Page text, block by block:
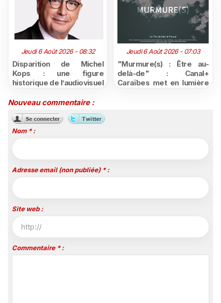
Jeudi 6 Août 2026 - 08:32
Disparition de Michel
Kops : une figure
historique de l’audiovisuel
éteinte
Jeudi 6 Août 2026 - 07:03
"Murmure(s) : Être au-
delà-de" : Canal+
Caraïbes met en lumière
Nouveau commentaire :
Nom * :
Adresse email (non publiée) * :
Site web :
Commentaire * :